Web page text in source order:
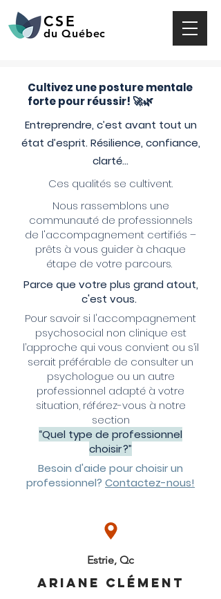
CSE
du Québec
Cultivez une posture mentale
forte pour réussir! 🚀🌿
Entreprendre, c’est avant tout un
état d’esprit. Résilience, confiance,
clarté…
Ces qualités se cultivent.
Nous rassemblons une
communauté de professionnels
de l'accompagnement certifiés –
prêts à vous guider à chaque
étape de votre parcours.
Parce que votre plus grand atout,
c'est vous.
Pour savoir si l'accompagnement
psychosocial non clinique est
l’approche qui vous convient ou s’il
serait préférable de consulter un
psychologue ou un autre
professionnel adapté à votre
situation, référez-vous à notre
section
“Quel type de professionnel
choisir ?”
Besoin d'aide pour choisir un
professionnel? Contactez-nous!
Estrie, Qc
Ariane Clément